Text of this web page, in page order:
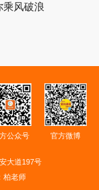
乘风破浪
公众号 官方微博
大道197号
柏老师